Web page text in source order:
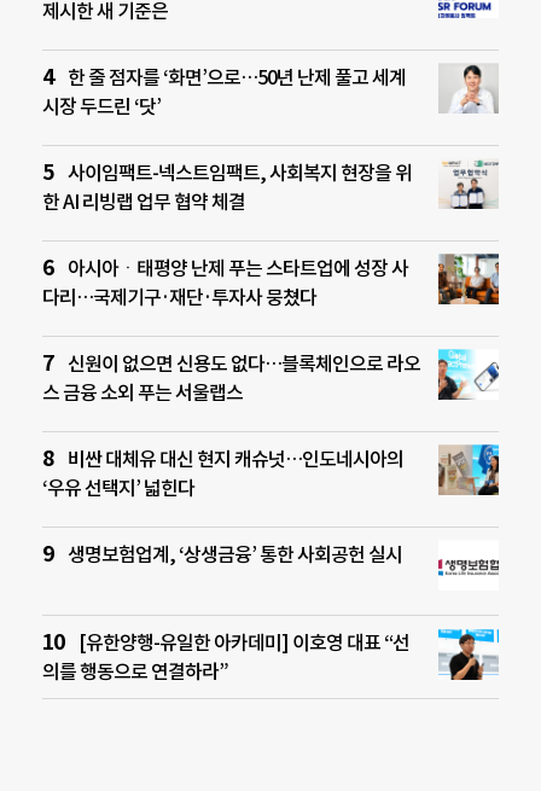
제시한 새 기준은
한 줄 점자를 ‘화면’으로…50년 난제 풀고 세계
시장 두드린 ‘닷’
사이임팩트-넥스트임팩트, 사회복지 현장을 위
한 AI 리빙랩 업무 협약 체결
아시아ㆍ태평양 난제 푸는 스타트업에 성장 사
다리…국제기구·재단·투자사 뭉쳤다
신원이 없으면 신용도 없다…블록체인으로 라오
스 금융 소외 푸는 서울랩스
비싼 대체유 대신 현지 캐슈넛…인도네시아의
‘우유 선택지’ 넓힌다
생명보험업계, ‘상생금융’ 통한 사회공헌 실시
[유한양행-유일한 아카데미] 이호영 대표 “선
의를 행동으로 연결하라”